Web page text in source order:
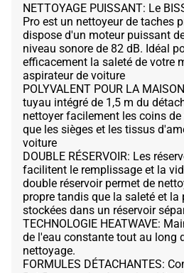
NETTOYAGE PUISSANT: Le
Pro est un nettoyeur de taches
dispose d'un moteur puissant
niveau sonore de 82 dB. Idéal
efficacement la saleté de votre
aspirateur de voiture
POLYVALENT POUR LA
tuyau intégré de 1,5 m du
nettoyer facilement les coins
que les sièges et les tissus
voiture
DOUBLE RÉSERVOIR: Les
facilitent le remplissage et la
double réservoir permet de
propre tandis que la saleté et la
stockées dans un réservoir
TECHNOLOGIE HEATWAVE:
de l'eau constante tout au long
nettoyage.
FORMULES DÉTACHANTES: